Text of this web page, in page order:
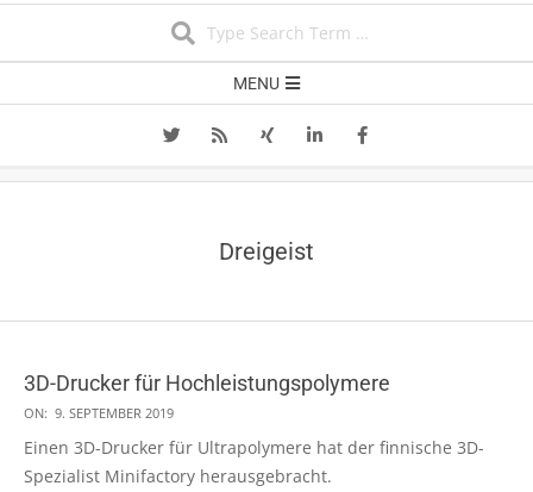
Navigation
MENU
Dreigeist
3D-Drucker für Hochleistungspolymere
2019-
09-
09
ON: 9. SEPTEMBER 2019
Einen 3D-Drucker für Ultrapolymere hat der finnische 3D-
Spezialist Minifactory herausgebracht.